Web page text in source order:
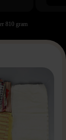
810 gram